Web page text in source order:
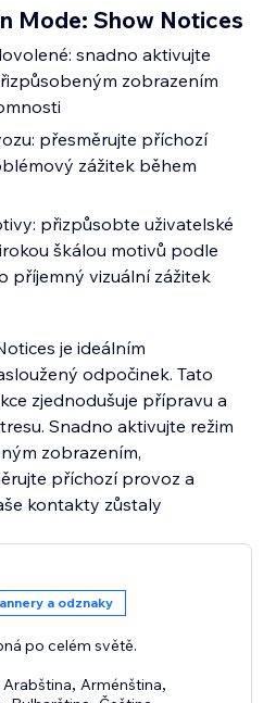
Mode: Show Notices
snadno aktivujte
zobrazením
přesměrujte příchozí
zážitek během
přizpůsobte uživatelské
škálou motivů podle
příjemný vizuální zážitek
je ideálním
odpočinek. Tato
zjednodušuje přípravu a
Snadno aktivujte režim
zobrazením,
příchozí provoz a
kontakty zůstaly
a odznaky
po celém světě.
Arabština, Arménština,